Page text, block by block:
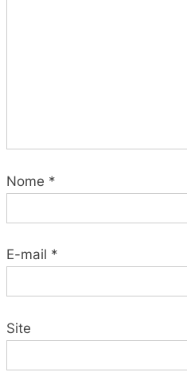
Nome *
E-mail *
Site